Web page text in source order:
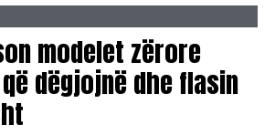
modelet zërore
që dëgjojnë dhe flasin